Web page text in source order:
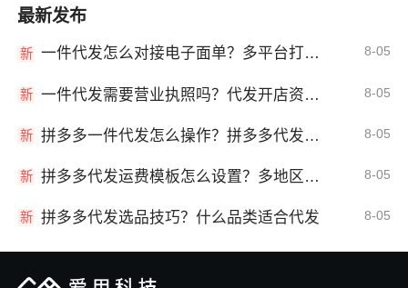
最新发布
新 一件代发怎么对接电子面单？多平台打单发货教程 8-05
新 一件代发需要营业执照吗？代发开店资质详解 8-05
新 拼多多一件代发怎么操作？拼多多代发全流程 8-05
新 拼多多代发运费模板怎么设置？多地区运费 8-05
新 拼多多代发选品技巧？什么品类适合代发 8-05